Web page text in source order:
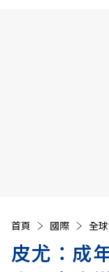
首頁 國際 全
皮尤：成